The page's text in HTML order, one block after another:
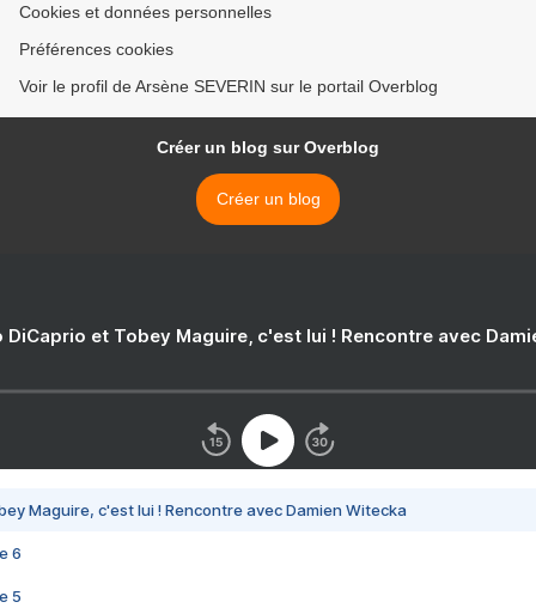
Cookies et données personnelles
Préférences cookies
Voir le profil de Arsène SEVERIN sur le portail Overblog
Créer un blog sur Overblog
Créer un blog
DiCaprio et Tobey Maguire, c'est lui ! Rencontre avec
Maguire, c'est lui ! Rencontre avec Damien Witecka
6
5